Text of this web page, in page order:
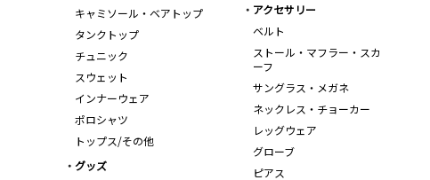
キャミソール・ベアトップ
タンクトップ
チュニック
スウェット
インナーウェア
ポロシャツ
トップス/その他
アクセサリー
ベルト
ストール・マフラー・スカ
ーフ
サングラス・メガネ
ネックレス・チョーカー
レッグウェア
グローブ
ピアス
グッズ